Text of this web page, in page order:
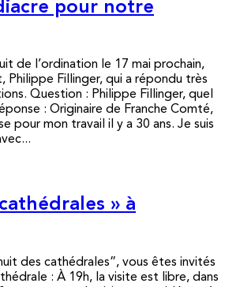
pour notre
de l’ordination le 17 mai prochain,
Philippe Fillinger, qui a répondu très
Question : Philippe Fillinger, quel
: Originaire de Franche Comté,
pour mon travail il y a 30 ans. Je suis
» à
des cathédrales”, vous êtes invités
: À 19h, la visite est libre, dans